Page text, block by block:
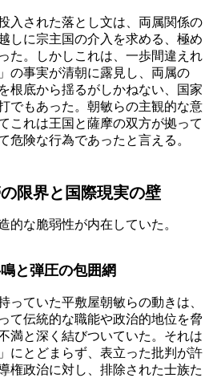
入された落とし文は、両属関係の
しに宗主国の介入を求める、極め
た。しかしこれは、一歩間違えれ
の事実が清朝に露見し、両属の
根底から揺るがしかねない、国家
でもあった。朝敏らの主観的な意
これは王国と薩摩の双方が拠って
危険な行為であったと言える。
限界と国際現実の壁
的な脆弱性が内在していた。
と弾圧の包囲網
っていた平敷屋朝敏らの動きは、
て伝統的な職能や政治的地位を脅
満と深く結びついていた。それは
にとどまらず、表立った批判が許
権政治に対し、排除された士族た